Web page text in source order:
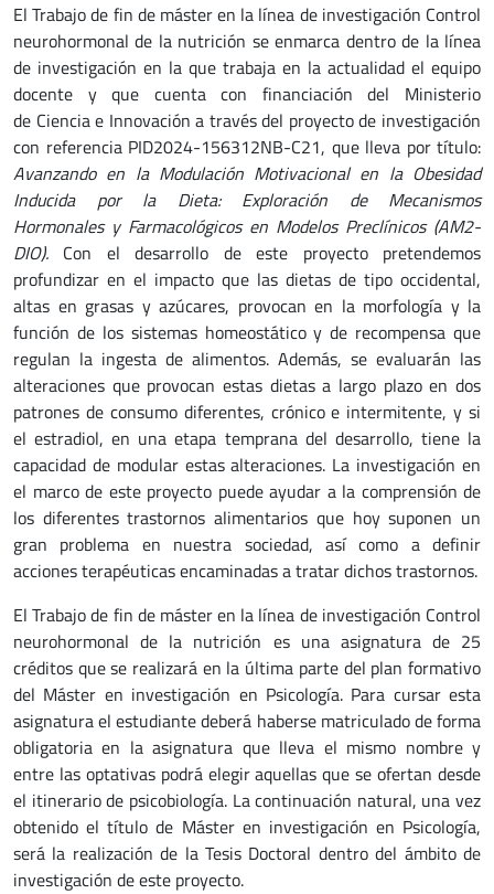
El Trabajo de fin de máster en la línea de investigación Control
neurohormonal de la nutrición se enmarca dentro de la línea
de investigación en la que trabaja en la actualidad el equipo
docente y que cuenta con financiación del Ministerio
de Ciencia e Innovación a través del proyecto de investigación
con referencia PID2024-156312NB-C21, que lleva por título:
Avanzando en la Modulación Motivacional en la Obesidad
Inducida por la Dieta: Exploración de Mecanismos
Hormonales y Farmacológicos en Modelos Preclínicos (AM2-
DIO). Con el desarrollo de este proyecto pretendemos
profundizar en el impacto que las dietas de tipo occidental,
altas en grasas y azúcares, provocan en la morfología y la
función de los sistemas homeostático y de recompensa que
regulan la ingesta de alimentos. Además, se evaluarán las
alteraciones que provocan estas dietas a largo plazo en dos
patrones de consumo diferentes, crónico e intermitente, y si
el estradiol, en una etapa temprana del desarrollo, tiene la
capacidad de modular estas alteraciones. La investigación en
el marco de este proyecto puede ayudar a la comprensión de
los diferentes trastornos alimentarios que hoy suponen un
gran problema en nuestra sociedad, así como a definir
acciones terapéuticas encaminadas a tratar dichos trastornos.
El Trabajo de fin de máster en la línea de investigación Control
neurohormonal de la nutrición es una asignatura de 25
créditos que se realizará en la última parte del plan formativo
del Máster en investigación en Psicología. Para cursar esta
asignatura el estudiante deberá haberse matriculado de forma
obligatoria en la asignatura que lleva el mismo nombre y
entre las optativas podrá elegir aquellas que se ofertan desde
el itinerario de psicobiología. La continuación natural, una vez
obtenido el título de Máster en investigación en Psicología,
será la realización de la Tesis Doctoral dentro del ámbito de
investigación de este proyecto.